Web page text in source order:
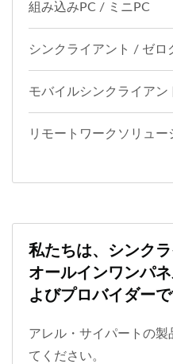
組み込みPC / ミニPC
シンクライアント / ゼロ
モバイルシンクライアン
リモートワークソリュー
私たちは、シンクラ
オールインワンパ
よびプロバイダーで
アレル・サイパートの
てください。